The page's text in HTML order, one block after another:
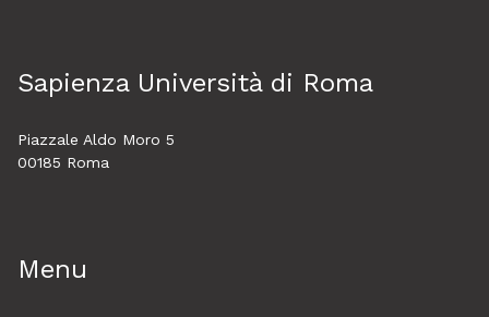
Sapienza Università di Roma
Piazzale Aldo Moro 5
00185 Roma
Menu